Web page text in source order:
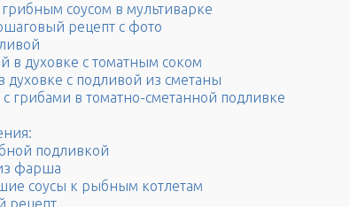
соусом в мультиварке
рецепт с фото
в духовке с томатным соком
духовке с подливой из сметаны
грибами в томатно-сметанной подливке
подливкой
фарша
соусы к рыбным котлетам
рецепт